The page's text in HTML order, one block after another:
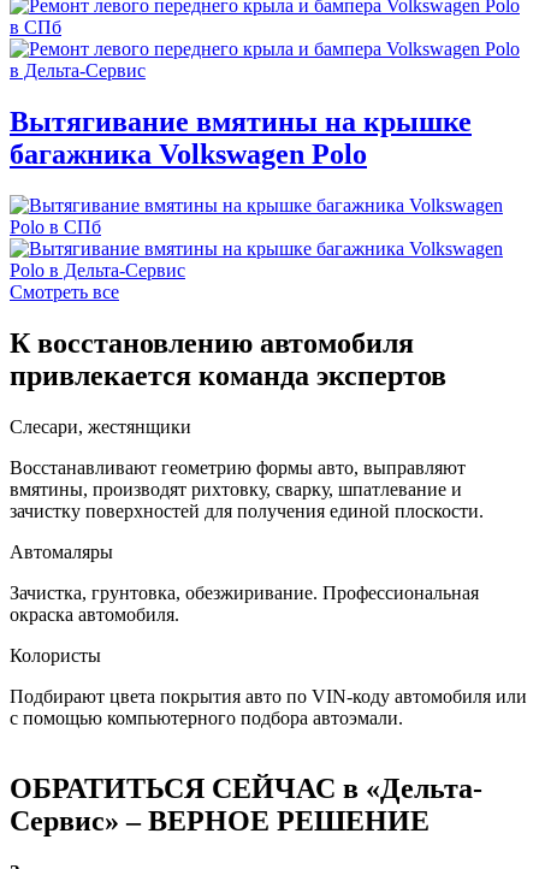
Вытягивание вмятины на крышке
багажника Volkswagen Polo
Смотреть все
К восстановлению автомобиля
привлекается команда экспертов
Слесари, жестянщики
Восстанавливают геометрию формы авто, выправляют
вмятины, производят рихтовку, сварку, шпатлевание и
зачистку поверхностей для получения единой плоскости.
Автомаляры
Зачистка, грунтовка, обезжиривание. Профессиональная
окраска автомобиля.
Колористы
Подбирают цвета покрытия авто по VIN-коду автомобиля или
с помощью компьютерного подбора автоэмали.
ОБРАТИТЬСЯ СЕЙЧАС в «Дельта-
Сервис» – ВЕРНОЕ РЕШЕНИЕ